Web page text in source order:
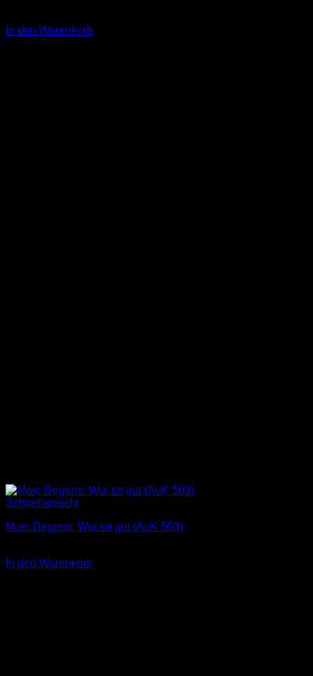
In den Warenkorb
Schnellansicht
Marc Degens: Wut tut gut (AuK 503)
In den Warenkorb